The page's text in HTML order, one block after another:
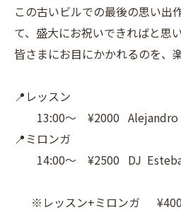
この古いビルでの最後の思い出
て、盛大にお祝いできればと思い
皆さまにお目にかかれるのを、
📍レッスン
13:00〜 ¥2000 Alejandro
📍ミロンガ
14:00〜 ¥2500 DJ
※レッスン+ミロンガ